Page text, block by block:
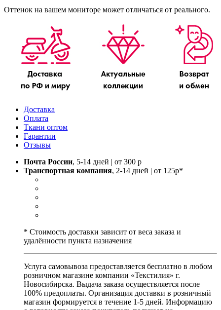
Оттенок на вашем мониторе может отличаться от реального.
Доставка
Оплата
Ткани оптом
Гарантии
Отзывы
Почта России, 5-14 дней | от 300 р
Транспортная компания, 2-14 дней | от 125р*
* Стоимость доставки зависит от веса заказа и
удалённости пункта назначения
Услуга самовывоза предоставляется бесплатно в любом
розничном магазине компании «Текстилия» г.
Новосибирска. Выдача заказа осуществляется после
100% предоплаты. Организация доставки в розничный
магазин формируется в течение 1-5 дней. Информацию